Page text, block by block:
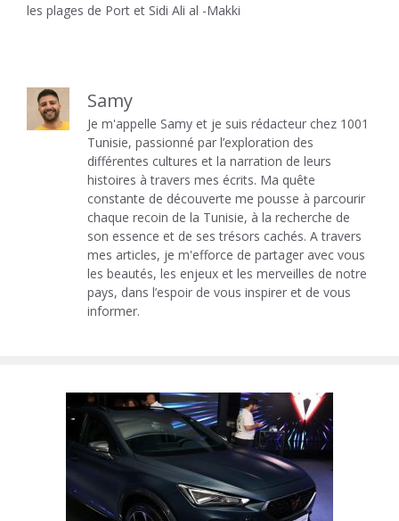
les plages de Port et Sidi Ali al -Makki
Samy
Je m'appelle Samy et je suis rédacteur chez 1001
Tunisie, passionné par l’exploration des
différentes cultures et la narration de leurs
histoires à travers mes écrits. Ma quête
constante de découverte me pousse à parcourir
chaque recoin de la Tunisie, à la recherche de
son essence et de ses trésors cachés. A travers
mes articles, je m'efforce de partager avec vous
les beautés, les enjeux et les merveilles de notre
pays, dans l’espoir de vous inspirer et de vous
informer.